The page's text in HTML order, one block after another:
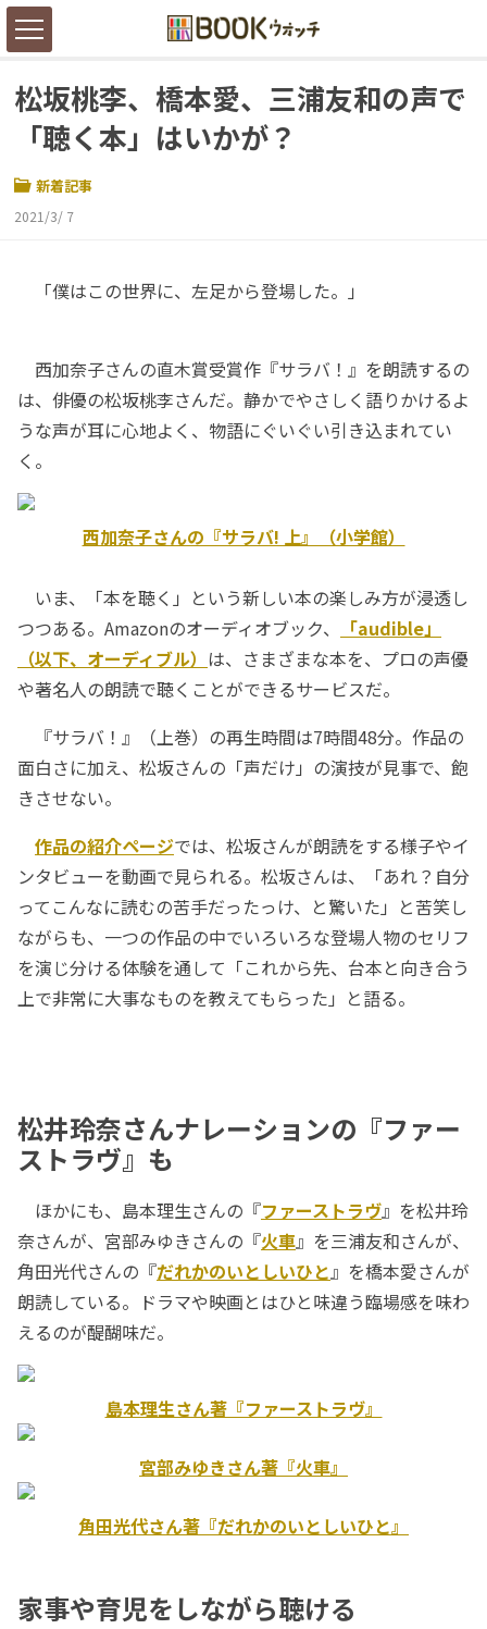
松坂桃李、橋本愛、三浦友和の声で
「聴く本」はいかが？
新着記事
2021/3/ 7
「僕はこの世界に、左足から登場した。」
西加奈子さんの直木賞受賞作『サラバ！』を朗読するの
は、俳優の松坂桃李さんだ。静かでやさしく語りかけるよ
うな声が耳に心地よく、物語にぐいぐい引き込まれてい
く。
西加奈子さんの『サラバ! 上』（小学館）
いま、「本を聴く」という新しい本の楽しみ方が浸透し
つつある。Amazonのオーディオブック、
「audible」
（以下、オーディブル） は、さまざまな本を、プロの声優
や著名人の朗読で聴くことができるサービスだ。
『サラバ！』（上巻）の再生時間は7時間48分。作品の
面白さに加え、松坂さんの「声だけ」の演技が見事で、飽
きさせない。
作品の紹介ページでは、松坂さんが朗読をする様子やイ
ンタビューを動画で見られる。松坂さんは、「あれ？自分
ってこんなに読むの苦手だったっけ、と驚いた」と苦笑し
ながらも、一つの作品の中でいろいろな登場人物のセリフ
を演じ分ける体験を通して「これから先、台本と向き合う
上で非常に大事なものを教えてもらった」と語る。
松井玲奈さんナレーションの『ファー
ストラヴ』も
ほかにも、島本理生さんの『ファーストラヴ』を松井玲
奈さんが、宮部みゆきさんの『火車』を三浦友和さんが、
角田光代さんの『だれかのいとしいひと』を橋本愛さんが
朗読している。ドラマや映画とはひと味違う臨場感を味わ
えるのが醍醐味だ。
島本理生さん著『ファーストラヴ』
宮部みゆきさん著『火車』
角田光代さん著『だれかのいとしいひと』
家事や育児をしながら聴ける